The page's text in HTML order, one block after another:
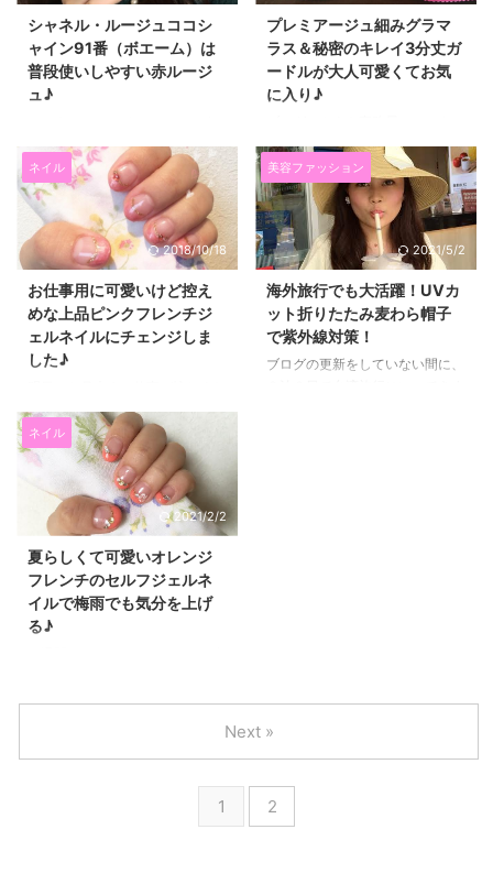
をしてみました！ DAZZSHOPク
アトロアイパレットはコンパクト
で使えるカラー４色！ まずは、
DAZZSHOPのクアトロアイパレ
ット05番を紹介したいと思いま
のアイシャドーを使うのですが、
ジルスチュアートのア ...
ックなツヤ感が魅力♪ 特にジェル
っぽいプルプルとしたテクスチャ
ーのアイシャドー使ってみたかっ
たんですよね♪ 私は、2017年5月
ープ）という ラベンダーベース
に、赤やシルバーのパールが入っ
た色を選びました。 ラベンダー
って ...
シャネル・ルージュココシ
ャイン91番（ボエーム）は
普段使いしやすい赤ルージ
ュ♪
91番（ボエーム）は普段使いにも
いい♪ 先日、母親がくれた
CHANEL（シャネル） ルージュ
ココシャインの91番ボエームを紹
介します♪ ちょうどシャネルの新
しい口紅がほしいと思っていたか
かんだシャネルって使いやすいん
ですよね～！ 片手で、くるくる
口紅を出してささっと塗れちゃう
ところがお気に入りなんです。
いバッグの内ポケットにも入れや
すいですし、 普段使いにはやっ
ぱり一番いいし好きだなーと思い
プレミアージュ細みグラマ
ラス＆秘密のキレイ3分丈ガ
ードルが大人可愛くてお気
に入り♪
企画にまた参加することができま
して、 プレミアージュ「細みグ
ラマラス・コスモスブラジャー＆
ペアショーツ」と、 「秘密のキ
レイ3分丈ガードル」をモニター
させていただきました(*^▽^*) イ
プ「ルシアン」のコラボで、リー
ズナブルな価格なのに、 高級感
のあるデザインと付け心地の良
さ、ボリュームアップと着やせが
ネイル
2018/10/18
お仕事用に可愛いけど控え
めな上品ピンクフレンチジ
ェルネイルにチェンジしま
した♪
るので、ジェルネイルを変えまし
た～(*^▽^*) 前回は、夏っぽいト
ロピカルな感じだったんですけ
ど、 今回は仕事もあるし、新し
い人とかかわる仕事も多いのでベ
ーシックな感じにしました♡ ピ
ンクフレンチに、ゴールドのライ
ンを入れて。 今回使ったジェル
ネイルです。 メイドインジャパ
ンで人気のプリジェルの、ベー
ス、トップ、カラージェルです。
美容ファッション
2021/5/2
海外旅行でも大活躍！UVカ
ット折りたたみ麦わら帽子
で紫外線対策！
ブログの更新をしていない間に、
ネイル
2021/2/2
夏らしくて可愛いオレンジ
フレンチのセルフジェルネ
イルで梅雨でも気分を上げ
る♪
か、特別な予定がない時や時間が
ない時以外は全然セルフジェルネ
イルでいいなぁ～と最近思ってい
ます。 確かに難しいデザイン
1 2
Next »